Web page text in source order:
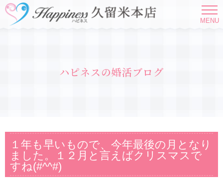
MENU
ハピネスの婚活ブログ
１年も早いもので、今年最後の月となり
ました。１２月と言えばクリスマスで
すね(#^^#)